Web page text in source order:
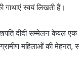
गाथाएं स्वयं लिखती हैं।
दीदी सम्मेलन केवल एक
महिलाओं की